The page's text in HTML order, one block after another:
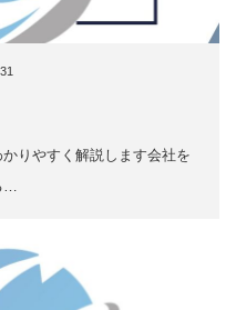
りやすく解説します会社を